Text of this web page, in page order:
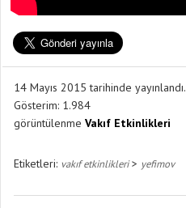
14 Mayıs 2015 tarihinde yayınlandı.
Gösterim: 1.984
görüntülenme Vakıf Etkinlikleri
Etiketleri: vakıf etkinlikleri> yefimov